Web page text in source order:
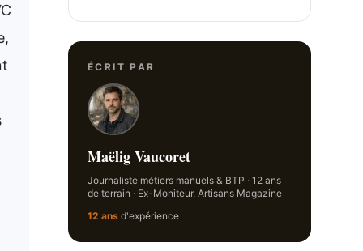
ÉCRIT PAR
Maëlig Vaucoret
Journaliste métiers manuels & BTP · 12 ans
de terrain · Ex-Moniteur, Artisans Magazine
12 ans d'expérience